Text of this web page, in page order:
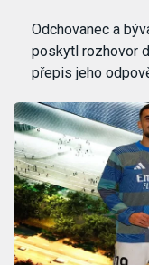
Odchovanec a
poskytl rozhovor
přepis jeho